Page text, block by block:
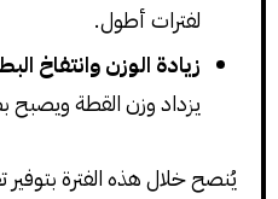
لفترات أطول.
زيادة الوزن وانتفاخ
يزداد وزن القطة ويصبح
يُنصح خلال هذه الفترة